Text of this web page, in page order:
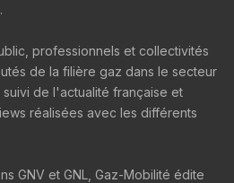
professionnels et collectivités
de la filière gaz dans le secteur
de l'actualité française et
réalisées avec les différents
GNV et GNL, Gaz-Mobilité édite